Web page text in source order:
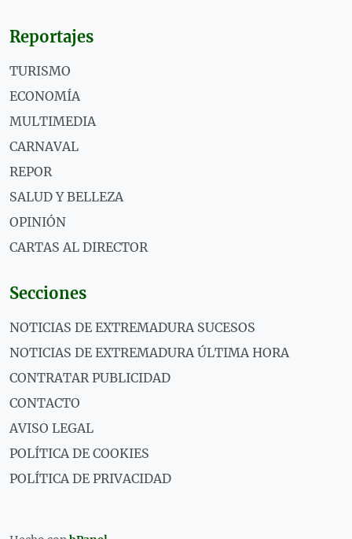
Reportajes
TURISMO
ECONOMÍA
MULTIMEDIA
CARNAVAL
REPOR
SALUD Y BELLEZA
OPINIÓN
CARTAS AL DIRECTOR
Secciones
NOTICIAS DE EXTREMADURA SUCESOS
NOTICIAS DE EXTREMADURA ÚLTIMA HORA
CONTRATAR PUBLICIDAD
CONTACTO
AVISO LEGAL
POLÍTICA DE COOKIES
POLÍTICA DE PRIVACIDAD